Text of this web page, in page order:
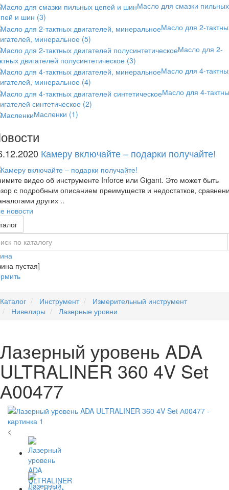
Масло для смазки пильных
и шин (3)
Масло для 2-
минеральное (5)
Масло для 2-
двигателей полусинтетическое (3)
Масло для 4-
минеральное (4)
Масло для 4-
синтетическое (2)
Масленки (1)
Камеру включайте – подарки получайте!
видео об инструменте Inforce или Gigant. Это может быть
с подробным описанием преимуществ и недостатков,
других ..
новости
пустая]
Каталог Инструмент
Измерительный инструмент
Нивелиры
Лазерные уровни
Лазерный уровень ADA
ULTRALINER 360 4V Set
А00477
<